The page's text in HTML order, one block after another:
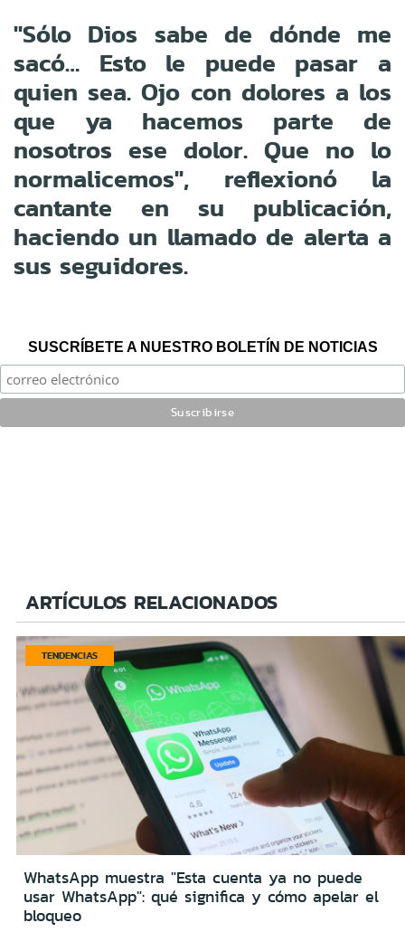
"Sólo Dios sabe de dónde me
sacó… Esto le puede pasar a
quien sea. Ojo con dolores a los
que ya hacemos parte de
nosotros ese dolor. Que no lo
normalicemos", reflexionó la
cantante en su publicación,
haciendo un llamado de alerta a
sus seguidores.
SUSCRÍBETE A NUESTRO BOLETÍN DE NOTICIAS
ARTÍCULOS RELACIONADOS
TENDENCIAS
WhatsApp muestra "Esta cuenta ya no puede
usar WhatsApp": qué significa y cómo apelar el
bloqueo